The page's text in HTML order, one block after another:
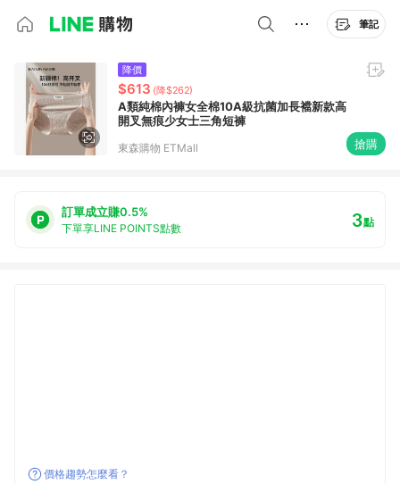
筆記
降價
$613 (降$262)
A類純棉內褲女全棉10A級抗菌加長襠新款高
開叉無痕少女士三角短褲
東森購物 ETMall 搶購
訂單成立賺0.5%
下單享LINE POINTS點數 3點
價格趨勢怎麼看？